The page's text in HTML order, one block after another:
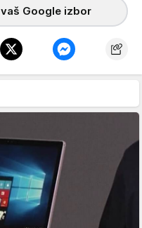
Google izbor